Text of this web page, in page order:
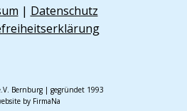
| Datenschutz
Bernburg | gegründet 1993
by FirmaNa